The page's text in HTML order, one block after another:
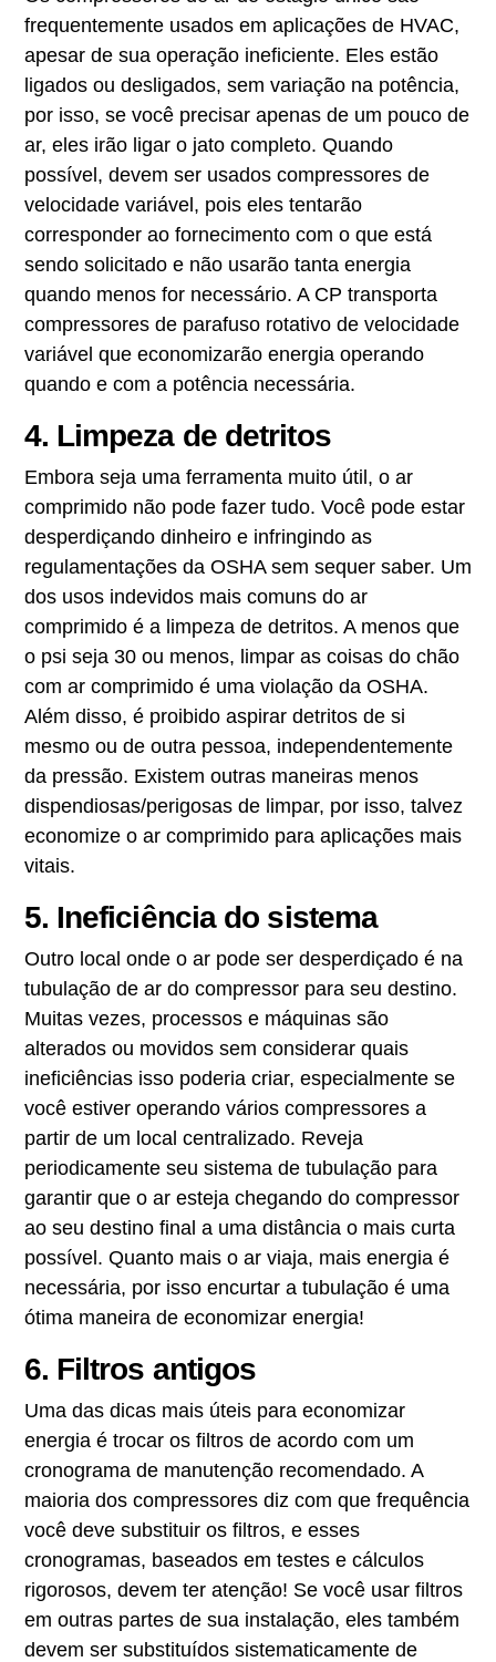
frequentemente usados em aplicações de HVAC,
apesar de sua operação ineficiente. Eles estão
ligados ou desligados, sem variação na potência,
por isso, se você precisar apenas de um pouco de
ar, eles irão ligar o jato completo. Quando
possível, devem ser usados compressores de
velocidade variável, pois eles tentarão
corresponder ao fornecimento com o que está
sendo solicitado e não usarão tanta energia
quando menos for necessário. A CP transporta
compressores de parafuso rotativo de velocidade
variável que economizarão energia operando
quando e com a potência necessária.
4. Limpeza de detritos
Embora seja uma ferramenta muito útil, o ar
comprimido não pode fazer tudo. Você pode estar
desperdiçando dinheiro e infringindo as
regulamentações da OSHA sem sequer saber. Um
dos usos indevidos mais comuns do ar
comprimido é a limpeza de detritos. A menos que
o psi seja 30 ou menos, limpar as coisas do chão
com ar comprimido é uma violação da OSHA.
Além disso, é proibido aspirar detritos de si
mesmo ou de outra pessoa, independentemente
da pressão. Existem outras maneiras menos
dispendiosas/perigosas de limpar, por isso, talvez
economize o ar comprimido para aplicações mais
vitais.
5. Ineficiência do sistema
Outro local onde o ar pode ser desperdiçado é na
tubulação de ar do compressor para seu destino.
Muitas vezes, processos e máquinas são
alterados ou movidos sem considerar quais
ineficiências isso poderia criar, especialmente se
você estiver operando vários compressores a
partir de um local centralizado. Reveja
periodicamente seu sistema de tubulação para
garantir que o ar esteja chegando do compressor
ao seu destino final a uma distância o mais curta
possível. Quanto mais o ar viaja, mais energia é
necessária, por isso encurtar a tubulação é uma
ótima maneira de economizar energia!
6. Filtros antigos
Uma das dicas mais úteis para economizar
energia é trocar os filtros de acordo com um
cronograma de manutenção recomendado. A
maioria dos compressores diz com que frequência
você deve substituir os filtros, e esses
cronogramas, baseados em testes e cálculos
rigorosos, devem ter atenção! Se você usar filtros
em outras partes de sua instalação, eles também
devem ser substituídos sistematicamente de